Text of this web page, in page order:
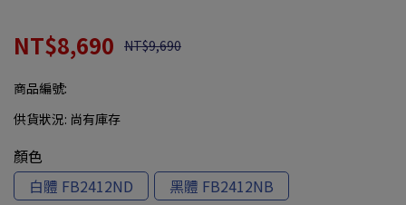
NT$8,690 NT$9,690
商品編號:
供貨狀況: 尚有庫存
顏色
白體 FB2412ND
黑體 FB2412NB